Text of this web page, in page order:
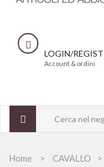
LOGIN/
Account & ordini
Home CAVALLO